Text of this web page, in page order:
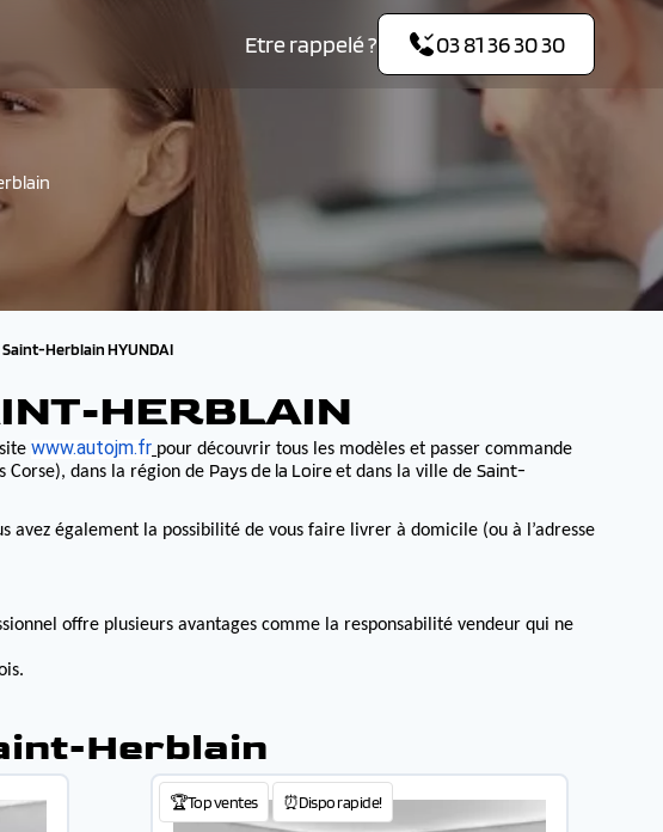
Etre rappelé ? 03 81 36 30 30
Herblain HYUNDAI
HERBLAIN
www.autojm.fr pour découvrir tous les modèles et passer commande
dans la région de Pays de la Loireet dans la ville de Saint-
avez également la possibilité de vous faire livrer à domicile (ou à l’adresse
offre plusieurs avantages comme la responsabilité vendeur qui ne
Herblain
🏆Top ventes ⏰Dispo rapide!